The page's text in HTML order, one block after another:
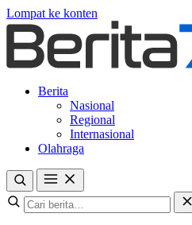
Lompat ke konten
Berita
Nasional
Regional
Internasional
Olahraga